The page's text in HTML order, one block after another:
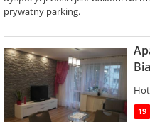
prywatny parking.
19